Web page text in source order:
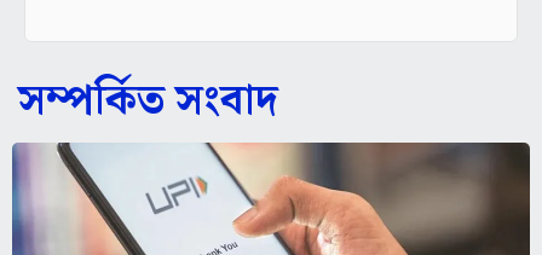
সম্পর্কিত সংবাদ